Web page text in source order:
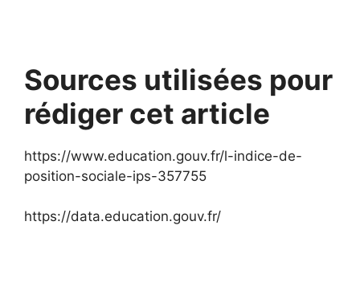
Sources utilisées pour
rédiger cet article
https://www.education.gouv.fr/l-indice-de-
position-sociale-ips-357755
https://data.education.gouv.fr/